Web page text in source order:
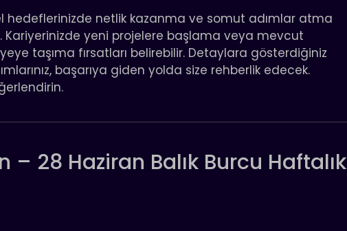
hedeflerinizde netlik kazanma ve somut adımlar atma
Kariyerinizde yeni projelere başlama veya mevcut
taşıma fırsatları belirebilir. Detaylara gösterdiğiniz
başarıya giden yolda size rehberlik edecek.
– 28 Haziran Balık Burcu Haftalık